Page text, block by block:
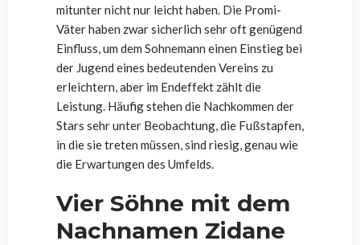
mitunter nicht nur leicht haben. Die Promi-
Väter haben zwar sicherlich sehr oft genügend
Einfluss, um dem Sohnemann einen Einstieg bei
der Jugend eines bedeutenden Vereins zu
erleichtern, aber im Endeffekt zählt die
Leistung. Häufig stehen die Nachkommen der
Stars sehr unter Beobachtung, die Fußstapfen,
in die sie treten müssen, sind riesig, genau wie
die Erwartungen des Umfelds.
Vier Söhne mit dem
Nachnamen Zidane